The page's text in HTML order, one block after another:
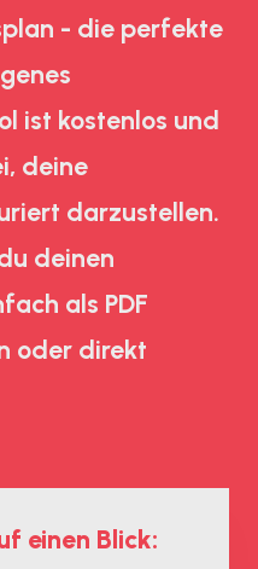
- die perfekte
ist kostenlos und
deine
darzustellen.
deinen
als PDF
oder direkt
einen Blick: